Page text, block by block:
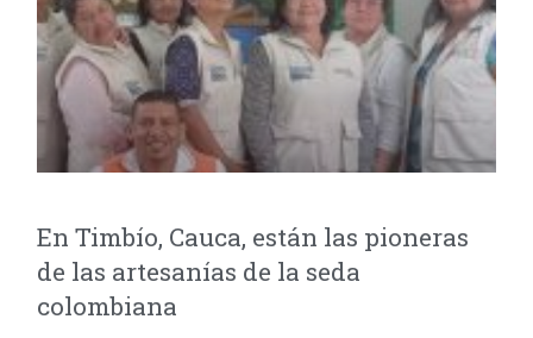
En Timbío, Cauca, están las pioneras
de las artesanías de la seda
colombiana